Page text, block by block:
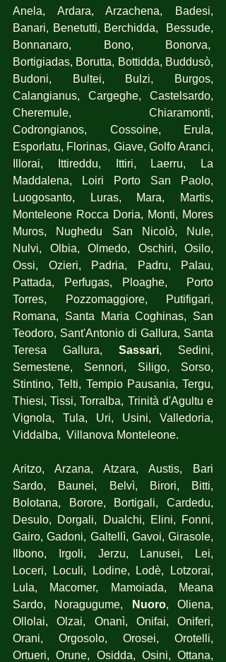
Anela, Ardara, Arzachena, Badesi,
Banari, Benetutti, Berchidda,  Bessude,
Bonnanaro, Bono, Bonorva,
Bortigiadas, Borutta, Bottidda, Buddusò,
Budoni, Bultei, Bulzi, Burgos,
Calangianus, Cargeghe, Castelsardo,
Cheremule, Chiaramonti,
Codrongianos, Cossoine, Erula,
Esporlatu, Florinas, Giave, Golfo Aranci,
Illorai, Ittireddu, Ittiri, Laerru, La
Maddalena, Loiri Porto San Paolo,
Luogosanto, Luras, Mara, Martis,
Monteleone Rocca Doria, Monti, Mores
Muros, Nughedu San Nicolò, Nule,
Nulvi, Olbia, Olmedo, Oschiri, Osilo,
Ossi, Ozieri, Padria, Padru, Palau,
Pattada, Perfugas, Ploaghe,  Porto
Torres, Pozzomaggiore, Putifigari,
Romana, Santa Maria Coghinas, San
Teodoro, Sant'Antonio di Gallura, Santa
Teresa Gallura, Sassari, Sedini,
Semestene, Sennori, Siligo, Sorso,
Stintino, Telti, Tempio Pausania, Tergu,
Thiesi, Tissi, Torralba, Trinità d'Agultu e
Vignola, Tula, Uri, Usini, Valledoria,
Viddalba,  Villanova Monteleone.
Aritzo, Arzana, Atzara, Austis, Bari
Sardo, Baunei, Belvì, Birori, Bitti,
Bolotana, Borore, Bortigali, Cardedu,
Desulo, Dorgali, Dualchi, Elini, Fonni,
Gairo, Gadoni, Galtellì, Gavoi, Girasole,
Ilbono, Irgoli, Jerzu, Lanusei, Lei,
Loceri, Loculi, Lodine, Lodè, Lotzorai,
Lula, Macomer, Mamoiada, Meana
Sardo, Noragugume,
Nuoro, Oliena,
Ollolai, Olzai, Onanì, Onifai, Oniferi,
Orani, Orgosolo, Orosei, Orotelli,
Ortueri, Orune, Osidda, Osini, Ottana,